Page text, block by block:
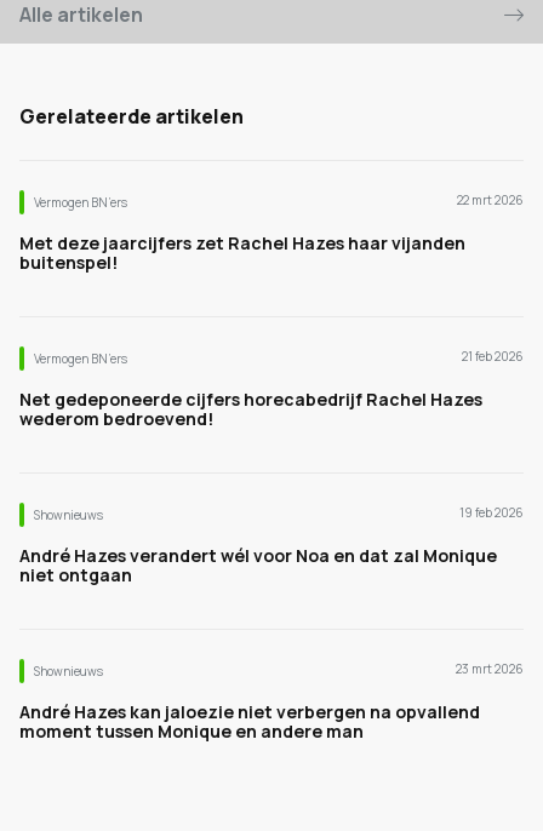
Alle artikelen
Gerelateerde artikelen
Vermogen BN’ers 22 mrt 2026
Met deze jaarcijfers zet Rachel Hazes haar vijanden
buitenspel!
Vermogen BN’ers 21 feb 2026
Net gedeponeerde cijfers horecabedrijf Rachel Hazes
wederom bedroevend!
Shownieuws 19 feb 2026
André Hazes verandert wél voor Noa en dat zal Monique
niet ontgaan
Shownieuws 23 mrt 2026
André Hazes kan jaloezie niet verbergen na opvallend
moment tussen Monique en andere man